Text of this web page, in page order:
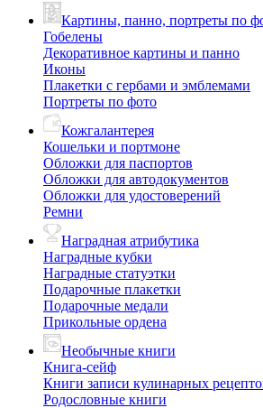
Картины, панно, портреты по
Гобелены
Декоративное картины и панно
Иконы
Плакетки с гербами и эмблемами
Портреты по фото
Кожгалантерея
Кошельки и портмоне
Обложки для паспортов
Обложки для автодокументов
Обложки для удостоверений
Ремни
Наградная атрибутика
Наградные кубки
Наградные статуэтки
Подарочные плакетки
Подарочные медали
Прикольные ордена
Необычные книги
Книга-сейф
Книги записи кулинарных
Родословные книги